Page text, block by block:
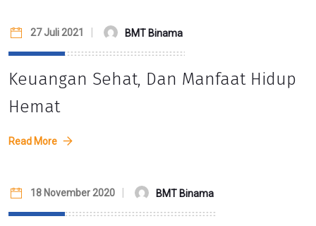
27 Juli 2021 BMT Binama
Keuangan Sehat, Dan Manfaat Hidup
Hemat
Read More
18 November 2020 BMT Binama